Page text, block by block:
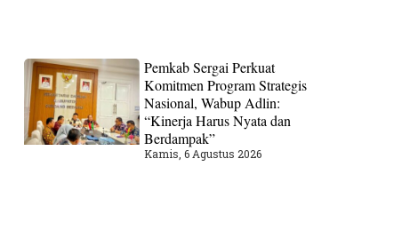
Pemkab Sergai Perkuat
Komitmen Program Strategis
Nasional, Wabup Adlin:
“Kinerja Harus Nyata dan
Berdampak”
Kamis, 6 Agustus 2026